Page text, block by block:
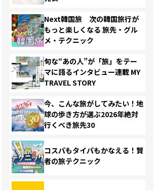
Next韓国旅 次の韓国旅行が
もっと楽しくなる 旅先・グル
メ・テクニック
旬な“あの人”が「旅」をテー
マに語るインタビュー連載 MY
TRAVEL STORY
今、こんな旅がしてみたい！地
球の歩き方が選ぶ2026年絶対
行くべき旅先30
コスパもタイパもかなえる！賢
者の旅テクニック